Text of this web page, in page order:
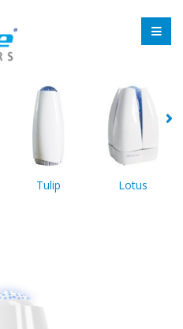
Tulip Lotus